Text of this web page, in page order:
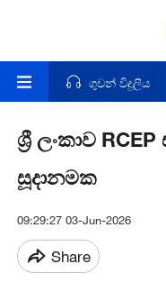
ගුවන් විදුලිය
ශ්‍රී ලංකාව
සූදානමක
09:29:27 03-Jun-2026
Share